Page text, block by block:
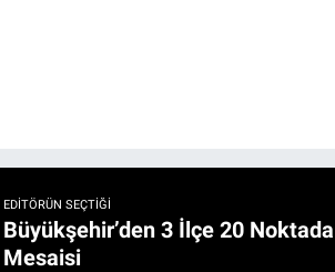
EDITÖRÜN SEÇTIĞI
Büyükşehir’den 3 İlçe 20 Noktada Yeni Haftada Asfalt
Mesaisi